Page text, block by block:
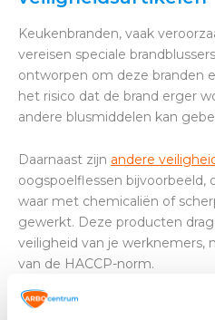
Keukenbranden, vaak
vereisen speciale
ontworpen om deze branden
het risico dat de brand erger
andere blusmiddelen kan
Daarnaast zijn andere
oogspoelflessen bijvoorbeeld,
waar met chemicaliën of
gewerkt. Deze producten
veiligheid van je werknemers,
van de HACCP-norm.
Veiligheidspakket